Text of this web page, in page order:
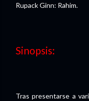
Rupack Ginn: Rahim.
Sinopsis:
Tras presentarse a